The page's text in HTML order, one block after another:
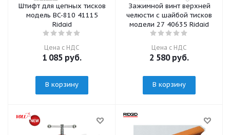
Штифт для цепных тисков
модель BC-810 41115
Ridgid
Цена с НДС
1 085 руб.
В корзину
Зажимной винт верхней
челюсти с шайбой тисков
модели 27 40635 Ridgid
Цена с НДС
2 580руб.
В корзину